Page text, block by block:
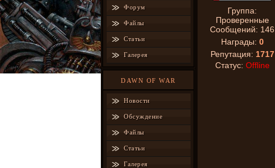
Форум
Файлы
Статьи
Галерея
DAWN OF WAR
Новости
Обсуждение
Файлы
Статьи
Галерея
Группа:
Проверенные
Сообщений: 146
Награды: 0
Репутация: 1717
Статус: Offline